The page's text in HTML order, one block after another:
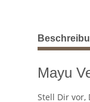
weitere
Mayu
Stell Dir